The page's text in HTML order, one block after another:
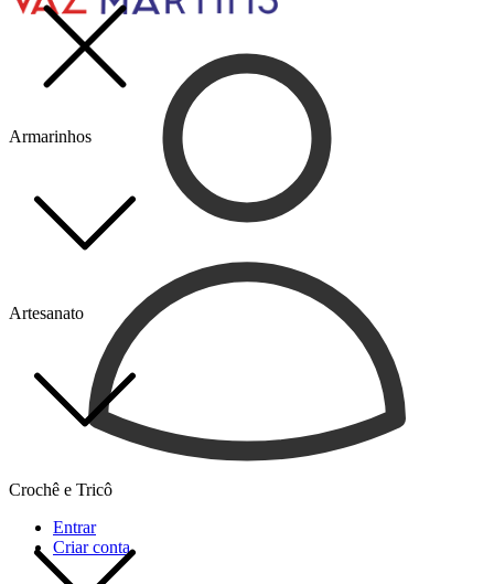
Armarinhos
Artesanato
Crochê e Tricô
Entrar
Criar conta